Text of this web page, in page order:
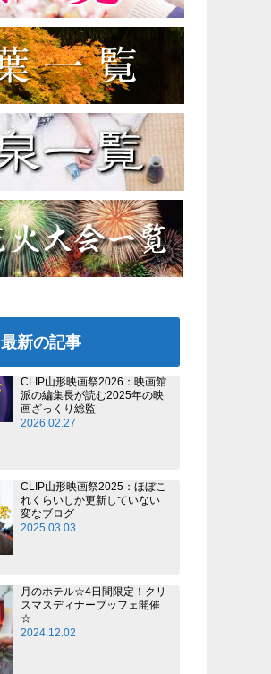
最新の記事
CLIP山形映画祭2026：映画館
派の編集長が読む2025年の映
画ざっくり総監
2026.02.27
CLIP山形映画祭2025：ほぼこ
れくらいしか更新していない
変なブログ
2025.03.03
月のホテル☆4日間限定！クリ
スマスディナーブッフェ開催
☆
2024.12.02